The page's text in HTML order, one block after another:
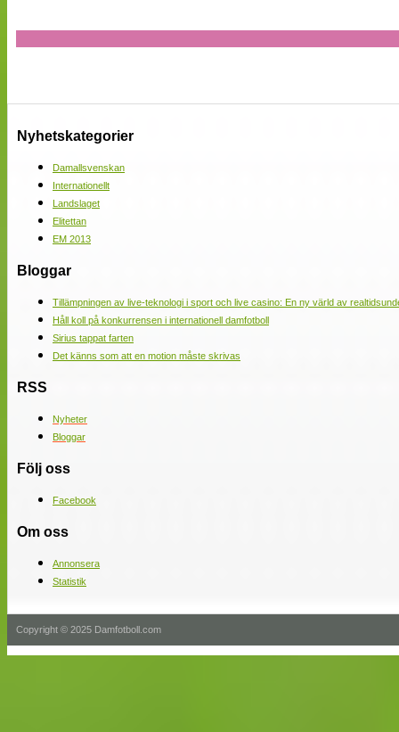
Nyhetskategorier
Damallsvenskan
Internationellt
Landslaget
Elitettan
EM 2013
Bloggar
Tillämpningen av live-teknologi i sport och live casino: En ny värld av
Håll koll på konkurrensen i internationell damfotboll
Sirius tappat farten
Det känns som att en motion måste skrivas
RSS
Nyheter
Bloggar
Följ oss
Facebook
Om oss
Annonsera
Statistik
Copyright © 2025 Damfotboll.com